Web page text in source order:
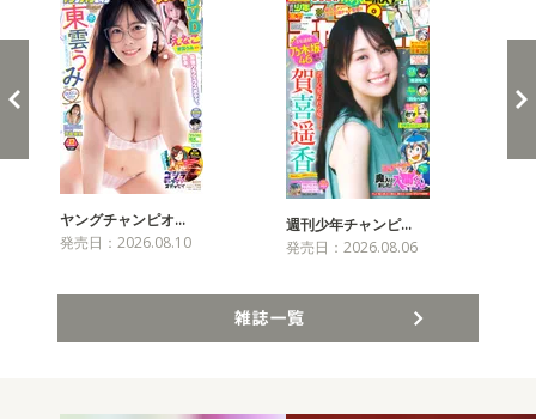
ヤングチャンピオ…
発売日：2026.08.10
週刊少年チャンピ…
発売日：2026.08.06